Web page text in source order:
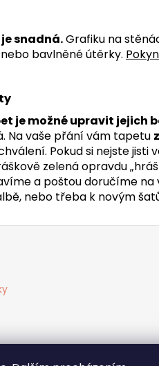
snadná.Grafiku na
bavlněné útěrky.
je možné upravit jejich
Na vaše přání vám tapetu
Pokud si nejste
zelená opravdu
a poštou doručíme na
nebo třeba k novým